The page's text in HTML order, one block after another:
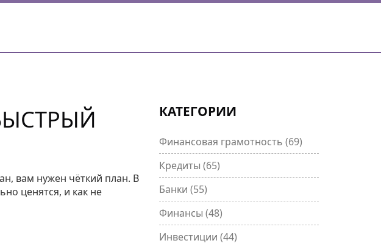
вам нужен чёткий план. В
ценятся, и как не
КАТЕГОРИИ
Финансовая грамотность (69)
Кредиты (65)
Банки (55)
Финансы (48)
Инвестиции (44)